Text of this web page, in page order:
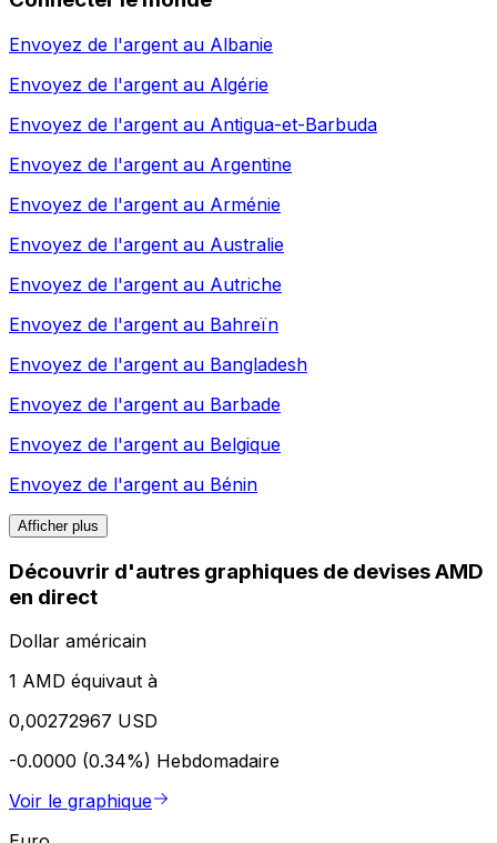
Envoyez de l'argent au Albanie
Envoyez de l'argent au Algérie
Envoyez de l'argent au Antigua-et-Barbuda
Envoyez de l'argent au Argentine
Envoyez de l'argent au Arménie
Envoyez de l'argent au Australie
Envoyez de l'argent au Autriche
Envoyez de l'argent au Bahreïn
Envoyez de l'argent au Bangladesh
Envoyez de l'argent au Barbade
Envoyez de l'argent au Belgique
Envoyez de l'argent au Bénin
Afficher plus
Découvrir d'autres graphiques de devises AMD
en direct
Dollar américain
1 AMD équivaut à
0,00272967 USD
-0.0000 (0.34%) Hebdomadaire
Voir le graphique